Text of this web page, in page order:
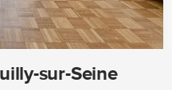
sur-Seine